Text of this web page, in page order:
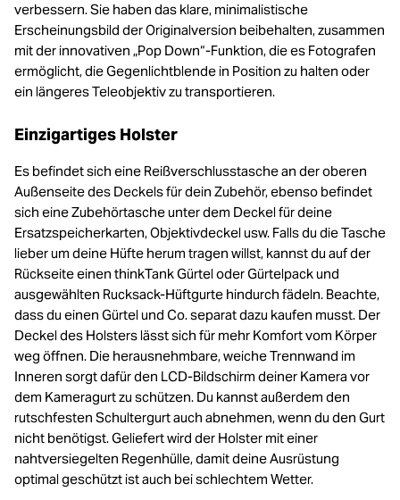
verbessern. Sie haben das klare, minimalistische
Erscheinungsbild der Originalversion beibehalten, zusammen
mit der innovativen „Pop Down“-Funktion, die es Fotografen
ermöglicht, die Gegenlichtblende in Position zu halten oder
ein längeres Teleobjektiv zu transportieren.
Einzigartiges Holster
Es befindet sich eine Reißverschlusstasche an der oberen
Außenseite des Deckels für dein Zubehör, ebenso befindet
sich eine Zubehörtasche unter dem Deckel für deine
Ersatzspeicherkarten, Objektivdeckel usw. Falls du die Tasche
lieber um deine Hüfte herum tragen willst, kannst du auf der
Rückseite einen thinkTank Gürtel oder Gürtelpack und
ausgewählten Rucksack-Hüftgurte hindurch fädeln. Beachte,
dass du einen Gürtel und Co. separat dazu kaufen musst. Der
Deckel des Holsters lässt sich für mehr Komfort vom Körper
weg öffnen. Die herausnehmbare, weiche Trennwand im
Inneren sorgt dafür den LCD-Bildschirm deiner Kamera vor
dem Kameragurt zu schützen. Du kannst außerdem den
rutschfesten Schultergurt auch abnehmen, wenn du den Gurt
nicht benötigst. Geliefert wird der Holster mit einer
nahtversiegelten Regenhülle, damit deine Ausrüstung
optimal geschützt ist auch bei schlechtem Wetter.